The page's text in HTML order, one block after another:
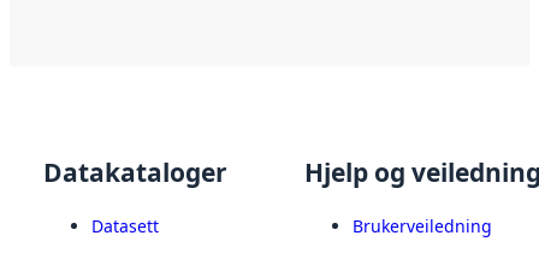
Datakataloger
Datasett
Hjelp og
Brukerveiledning